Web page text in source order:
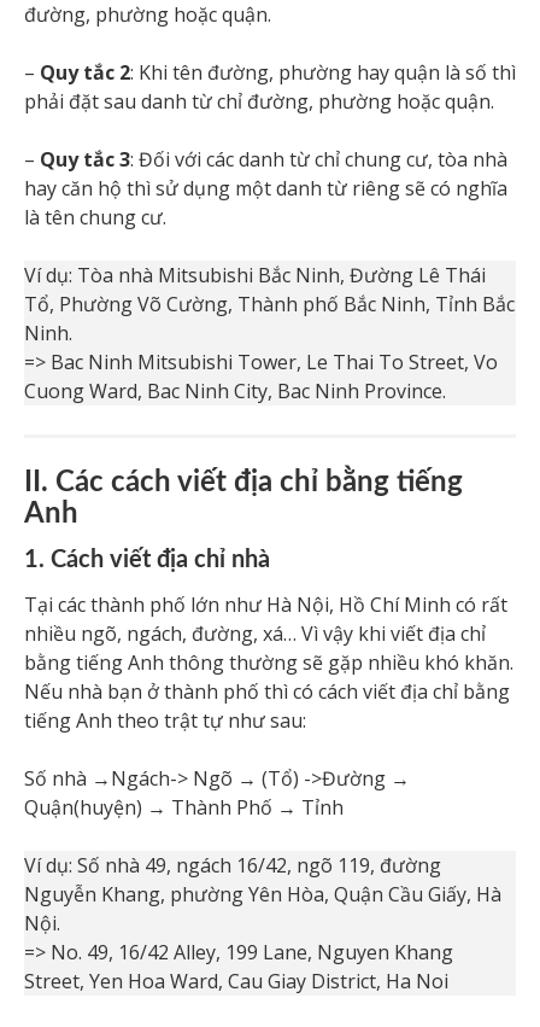
đường, phường hoặc quận.
– Quy tắc 2: Khi tên đường, phường hay quận là số thì
phải đặt sau danh từ chỉ đường, phường hoặc quận.
– Quy tắc 3: Đối với các danh từ chỉ chung cư, tòa nhà
hay căn hộ thì sử dụng một danh từ riêng sẽ có nghĩa
là tên chung cư.
Ví dụ: Tòa nhà Mitsubishi Bắc Ninh, Đường Lê Thái
Tổ, Phường Võ Cường, Thành phố Bắc Ninh, Tỉnh Bắc
Ninh.
=> Bac Ninh Mitsubishi Tower, Le Thai To Street, Vo
Cuong Ward, Bac Ninh City, Bac Ninh Province.
II. Các cách viết địa chỉ bằng tiếng
Anh
1. Cách viết địa chỉ nhà
Tại các thành phố lớn như Hà Nội, Hồ Chí Minh có rất
nhiều ngõ, ngách, đường, xá… Vì vậy khi viết địa chỉ
bằng tiếng Anh thông thường sẽ gặp nhiều khó khăn.
Nếu nhà bạn ở thành phố thì có cách viết địa chỉ bằng
tiếng Anh theo trật tự như sau:
Số nhà →Ngách-> Ngõ → (Tổ) ->Đường →
Quận(huyện) → Thành Phố → Tỉnh
Ví dụ: Số nhà 49, ngách 16/42, ngõ 119, đường
Nguyễn Khang, phường Yên Hòa, Quận Cầu Giấy, Hà
Nội.
=> No. 49, 16/42 Alley, 199 Lane, Nguyen Khang
Street, Yen Hoa Ward, Cau Giay District, Ha Noi